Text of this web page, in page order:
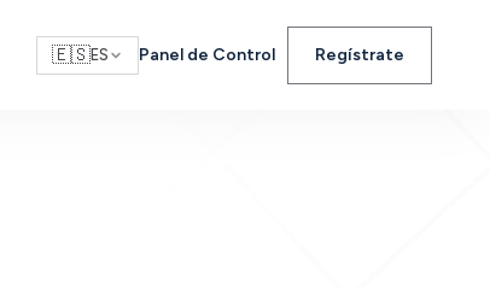
🇪🇸ES Panel de Control Regístrate